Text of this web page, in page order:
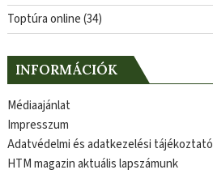
Toptúra online(34)
INFORMÁCIÓK
Médiaajánlat
Impresszum
Adatvédelmi és adatkezelési tájékoztató
HTM magazin aktuális lapszámunk